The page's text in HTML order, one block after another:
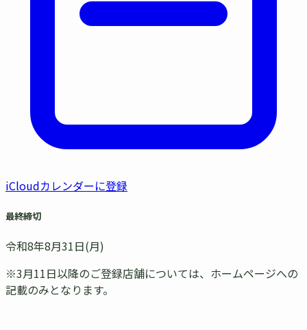
iCloudカレンダーに登録
最終締切
令和8年8月31日(月)
※3月11日以降のご登録店舗については、ホームページへの
記載のみとなります。